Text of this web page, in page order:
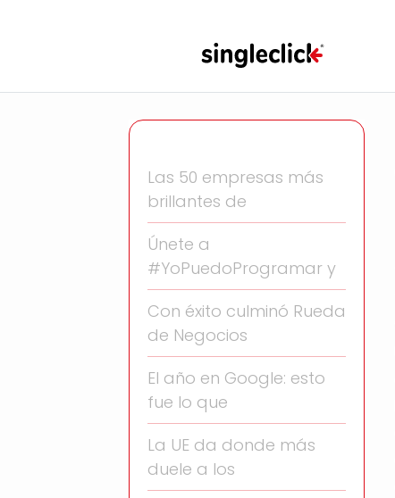
Las 50 empresas más
brillantes de
Únete a
#YoPuedoProgramar y
Con éxito culminó Rueda
de Negocios
El año en Google: esto
fue lo que
La UE da donde más
duele a los